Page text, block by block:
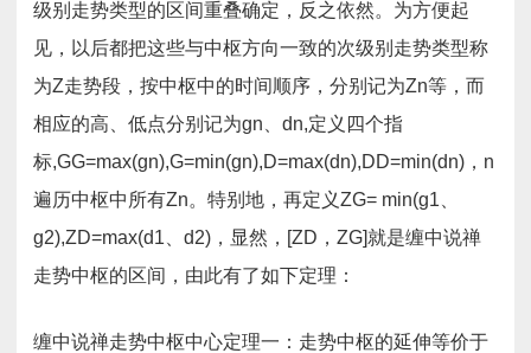
级别走势类型的区间重叠确定，反之依然。为方便起
见，以后都把这些与中枢方向一致的次级别走势类型称
为Z走势段，按中枢中的时间顺序，分别记为Zn等，而
相应的高、低点分别记为gn、dn,定义四个指
标,GG=max(gn),G=min(gn),D=max(dn),DD=min(dn)，n
遍历中枢中所有Zn。特别地，再定义ZG= min(g1、
g2),ZD=max(d1、d2)，显然，[ZD，ZG]就是缠中说禅
走势中枢的区间，由此有了如下定理：
缠中说禅走势中枢中心定理一：走势中枢的延伸等价于